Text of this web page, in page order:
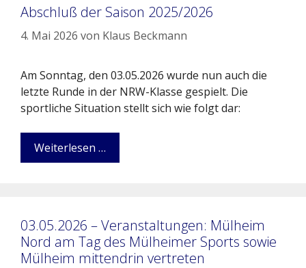
Abschluß der Saison 2025/2026
4. Mai 2026 von Klaus Beckmann
Am Sonntag, den 03.05.2026 wurde nun auch die
letzte Runde in der NRW-Klasse gespielt. Die
sportliche Situation stellt sich wie folgt dar:
Weiterlesen …
03.05.2026 – Veranstaltungen: Mülheim
Nord am Tag des Mülheimer Sports sowie
Mülheim mittendrin vertreten